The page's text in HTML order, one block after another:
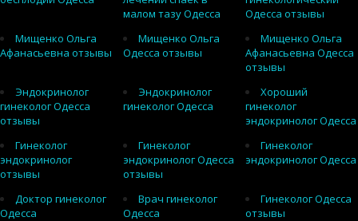
малом тазу Одесса
Одесса отзывы
Мищенко Ольга
Афанасьевна отзывы
Мищенко Ольга
Одесса отзывы
Мищенко Ольга
Афанасьевна Одесса
отзывы
Эндокринолог
гинеколог Одесса
отзывы
Эндокринолог
гинеколог Одесса
Хороший
гинеколог
эндокринолог Одесса
Гинеколог
эндокринолог
отзывы
Гинеколог
эндокринолог Одесса
отзывы
Гинеколог
эндокринолог Одесса
Доктор гинеколог
Одесса
Врач гинеколог
Одесса
Гинеколог Одесса
отзывы